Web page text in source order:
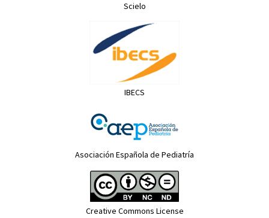
Scielo
IBECS
Asociación Española de Pediatría
Creative Commons License